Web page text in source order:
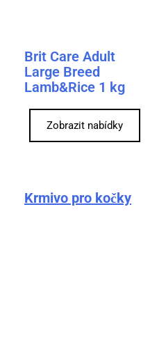
Brit Care Adult
Large Breed
Lamb&Rice 1 kg
Zobrazit nabídky
Krmivo pro kočky